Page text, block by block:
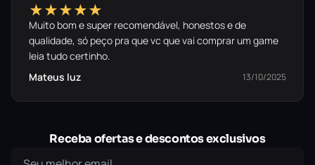
★★★★★
Muito bom e super recomendável, honestos e de
qualidade, só peço pra que vc que vai comprar um game
leia tudo certinho.
Mateus luz
13/10/2025
Receba ofertas e descontos exclusivos